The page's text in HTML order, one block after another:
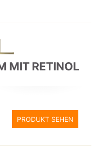
MIT RETINOL
PRODUKT SEHEN